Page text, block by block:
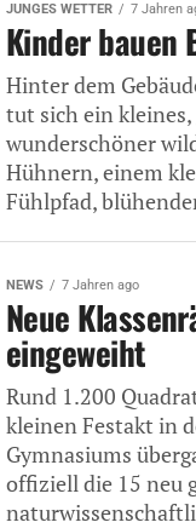
JUNGES WETTER 7 Jahren
Kinder bauen
Hinter dem
tut sich ein kleines,
wunderschöner
Hühnern, einem
Fühlpfad,
NEWS 7 Jahren ago
Neue
eingeweiht
Rund 1.200
kleinen Festakt in
Gymnasiums
offiziell die 15 neu